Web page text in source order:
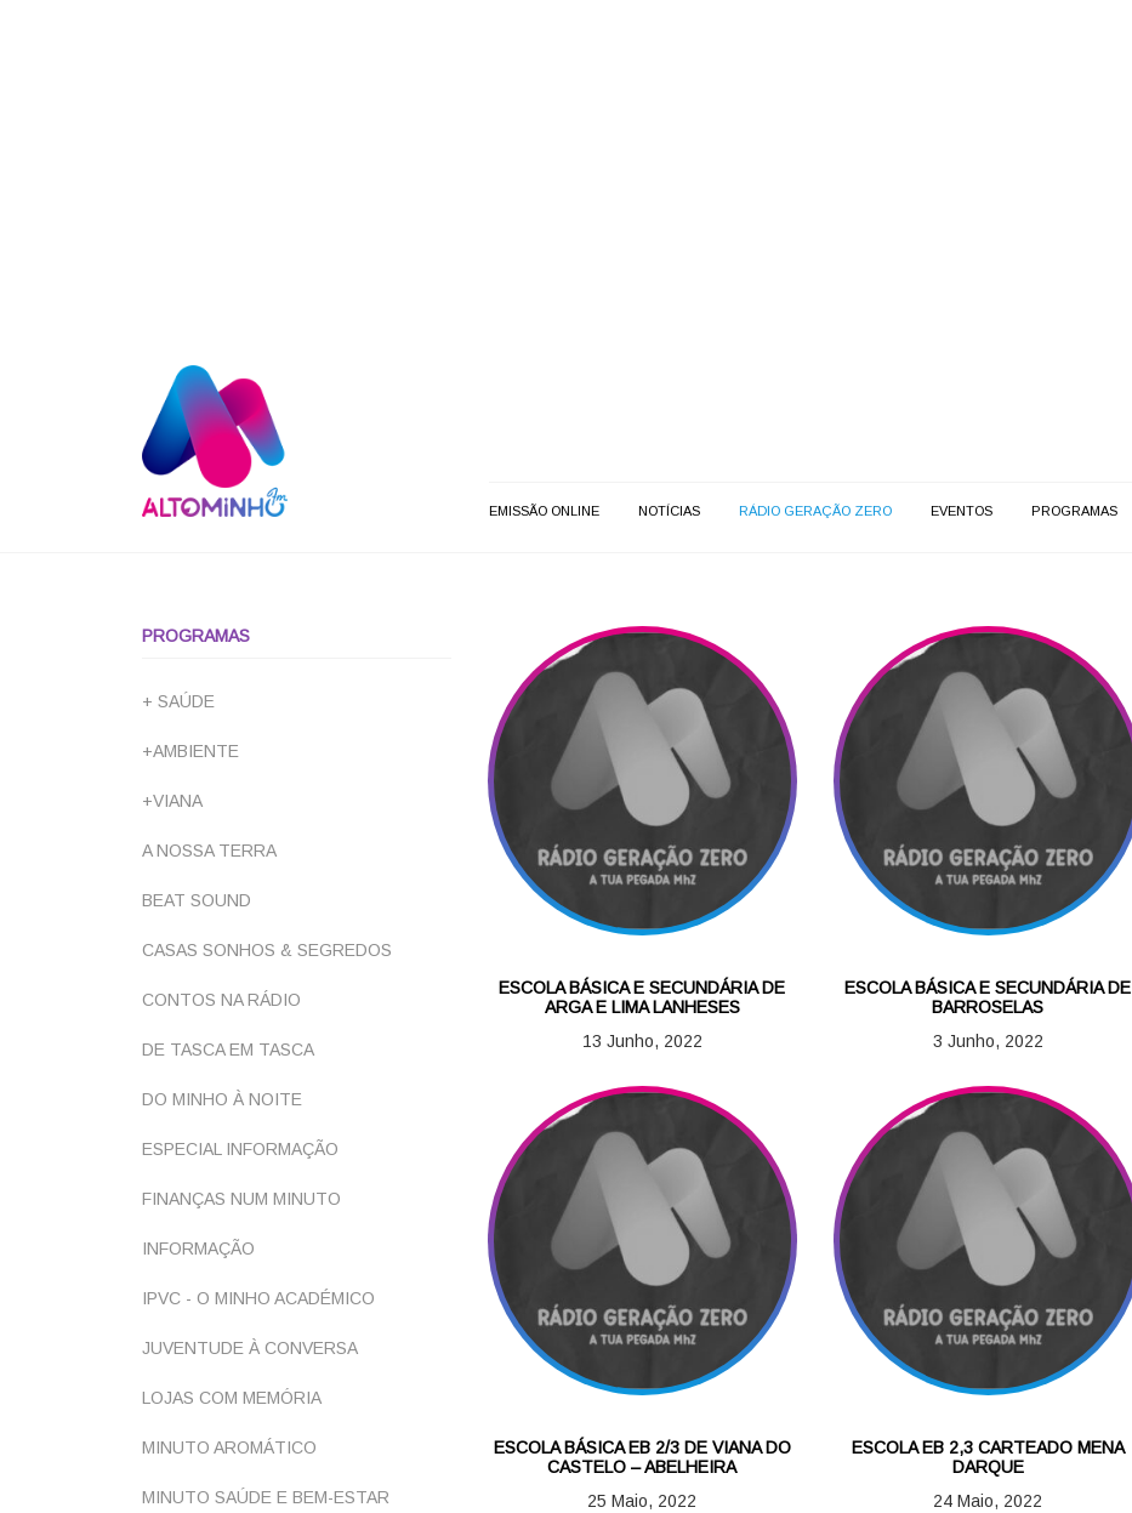
EMISSÃO ONLINE NOTÍCIAS RÁDIO GERAÇÃO ZERO EVENTOS PROGRAMAS
PROGRAMAS
+ SAÚDE
+AMBIENTE
+VIANA
A NOSSA TERRA
BEAT SOUND
CASAS SONHOS & SEGREDOS
CONTOS NA RÁDIO
DE TASCA EM TASCA
DO MINHO À NOITE
ESPECIAL INFORMAÇÃO
FINANÇAS NUM MINUTO
INFORMAÇÃO
IPVC - O MINHO ACADÉMICO
JUVENTUDE À CONVERSA
LOJAS COM MEMÓRIA
MINUTO AROMÁTICO
MINUTO SAÚDE E BEM-ESTAR
ESCOLA BÁSICA E SECUNDÁRIA DE
ARGA E LIMA LANHESES
13 Junho, 2022
ESCOLA BÁSICA E SECUNDÁRIA DE
BARROSELAS
3 Junho, 2022
ESCOLA BÁSICA EB 2/3 DE VIANA DO
CASTELO – ABELHEIRA
25 Maio, 2022
ESCOLA EB 2,3 CARTEADO MENA
DARQUE
24 Maio, 2022